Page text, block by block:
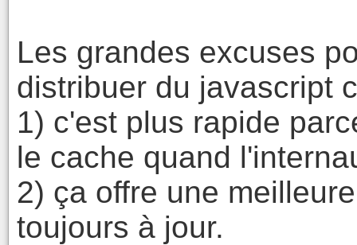
Les grandes excuses
distribuer du javascript
1) c'est plus rapide
le cache quand
2) ça offre une
toujours à jour.